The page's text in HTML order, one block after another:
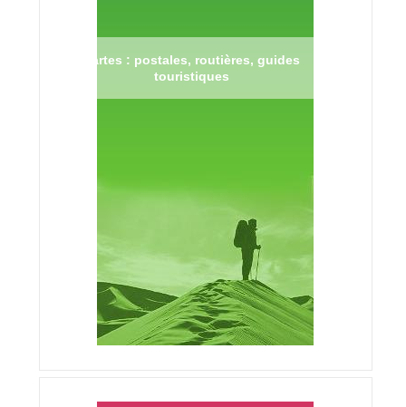
Cartes : postales, routières, guides
touristiques